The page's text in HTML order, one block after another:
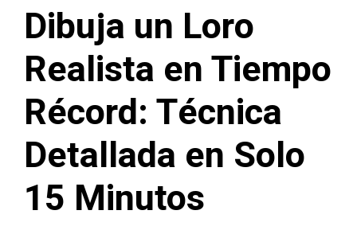
Dibuja un Loro
Realista en Tiempo
Récord: Técnica
Detallada en Solo
15 Minutos